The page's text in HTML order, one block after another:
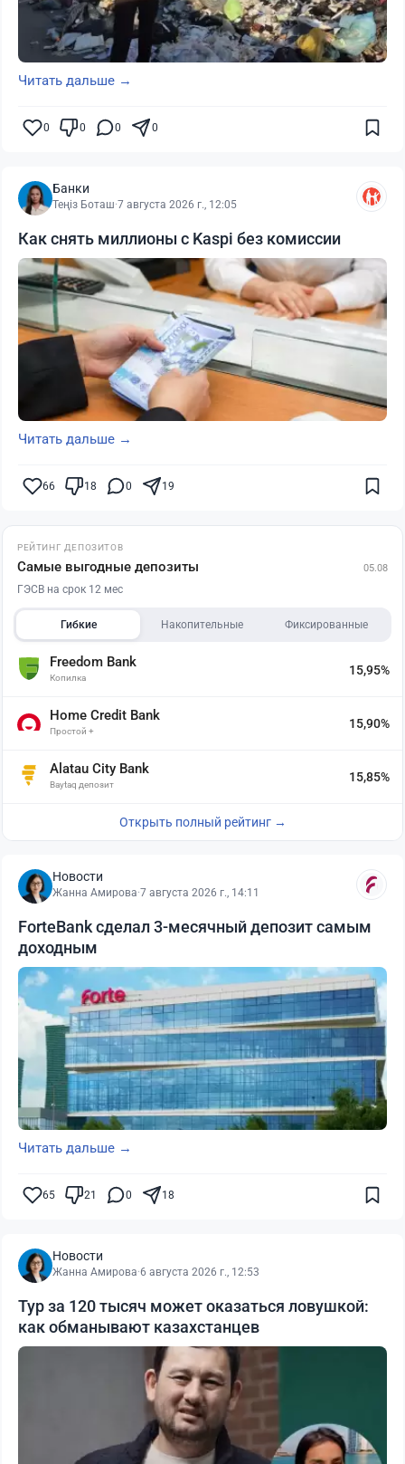
Читать дальше →
0 0 0 0
Банки
Теңіз Боташ·7 августа 2026 г., 12:05
Как снять миллионы с Kaspi без комиссии
Читать дальше →
66 18 0 19
РЕЙТИНГ ДЕПОЗИТОВ
Самые выгодные депозиты 05.08
ГЭСВ на срок 12 мес
Гибкие Накопительные Фиксированные
Freedom Bank
Копилка
15,95%
Home Credit Bank
Простой +
15,90%
Alatau City Bank
Baytaq депозит
15,85%
Открыть полный рейтинг →
Новости
Жанна Амирова·7 августа 2026 г., 14:11
ForteBank сделал 3-месячный депозит самым
доходным
Читать дальше →
65 21 0 18
Новости
Жанна Амирова·6 августа 2026 г., 12:53
Тур за 120 тысяч может оказаться ловушкой:
как обманывают казахстанцев